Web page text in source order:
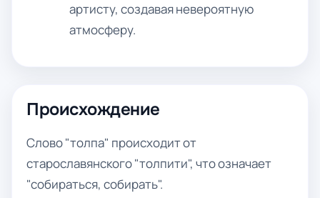
артисту, создавая невероятную
атмосферу.
Происхождение
Слово "толпа" происходит от
старославянского "толпити", что означает
"собираться, собирать".